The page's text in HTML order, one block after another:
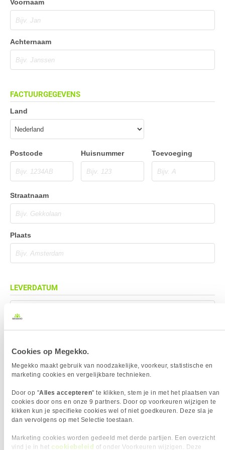
Cookies op Megekko.
Megekko maakt gebruik van noodzakelijke, voorkeur, statistische en
marketing cookies en vergelijkbare technieken.
Door op "Alles accepteren" te klikken, stem je in met het plaatsen van
cookies door ons en onze 9 partners. Door op voorkeuren wijzigen te
kikken kun je specifieke cookies wel of niet goedkeuren. Deze sla je
dan vervolgens op met Selectie toestaan.
Marketing cookies worden gedeeld met derde partijen. Een overzicht
vind je in het cookiebeleid of onder Voorkeuren wijzigen. Deze
Voornaam
Achternaam
FACTUURGEGEVENS
Land
Postcode Huisnummer Toevoeging
Straatnaam
Plaats
LEVERDATUM
Mag eerder geleverd worden (indien mogelijk)
BEZORGADRES
Bezorging op alternatief adres
Afhalen op PostNL afhaalpunt